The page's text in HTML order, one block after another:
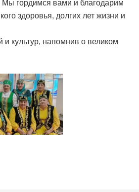
гордимся вами и благодарим
здоровья, долгих лет жизни и
культур, напомнив о великом